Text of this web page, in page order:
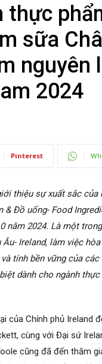
thực
sữa
nguyên
2024
Pinterest
thiệu sự xuất sắc
Đồ uống- Food
năm 2024. Là một
Ireland, làm việc
tính bền vững của
dành cho ngành
của Chính phủ Ireland
cùng với Đại sứ
cũng đã đến thăm